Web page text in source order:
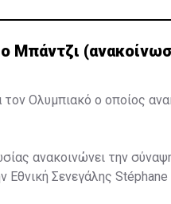
Μπάντζι
τον Ολυμπιακό ο οποίος
ανακοινώνει την
Εθνική Σενεγάλης Stéphane